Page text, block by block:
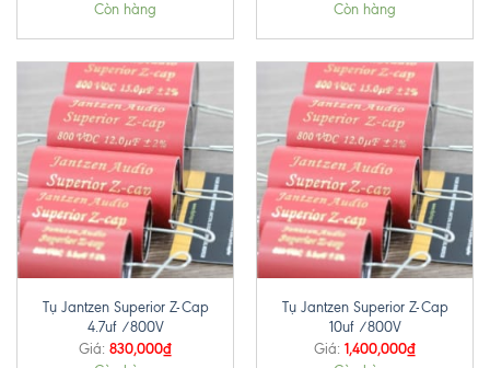
Còn hàng Còn hàng
Tụ Jantzen Superior Z-Cap
4.7uf /800V
Giá: 830,000₫
Tụ Jantzen Superior Z-Cap
10uf /800V
Giá: 1,400,000₫